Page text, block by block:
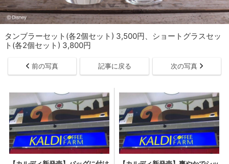
タンブラーセット(各2個セット) 3,500円、ショートグラスセッ
ト(各2個セット) 3,800円
前の写真 記事に戻る 次の写真